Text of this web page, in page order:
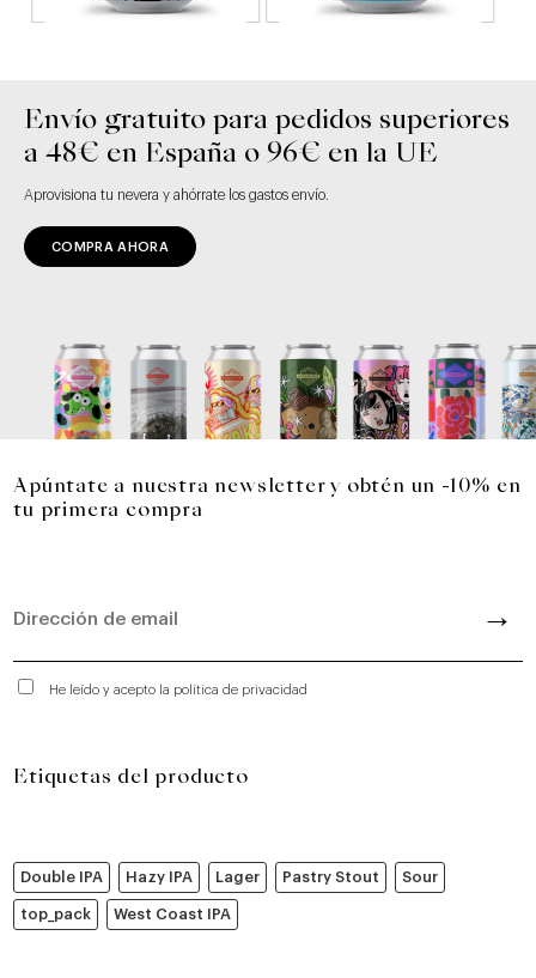
Envío gratuito para pedidos superiores
a 48€ en España o 96€ en la UE
Aprovisiona tu nevera y ahórrate los gastos envío.
COMPRA AHORA
Apúntate a nuestra newsletter y obtén un -10% en
tu primera compra
He leído y acepto la política de privacidad
Etiquetas del producto
Double IPA Hazy IPA Lager Pastry Stout Sour
top_pack West Coast IPA